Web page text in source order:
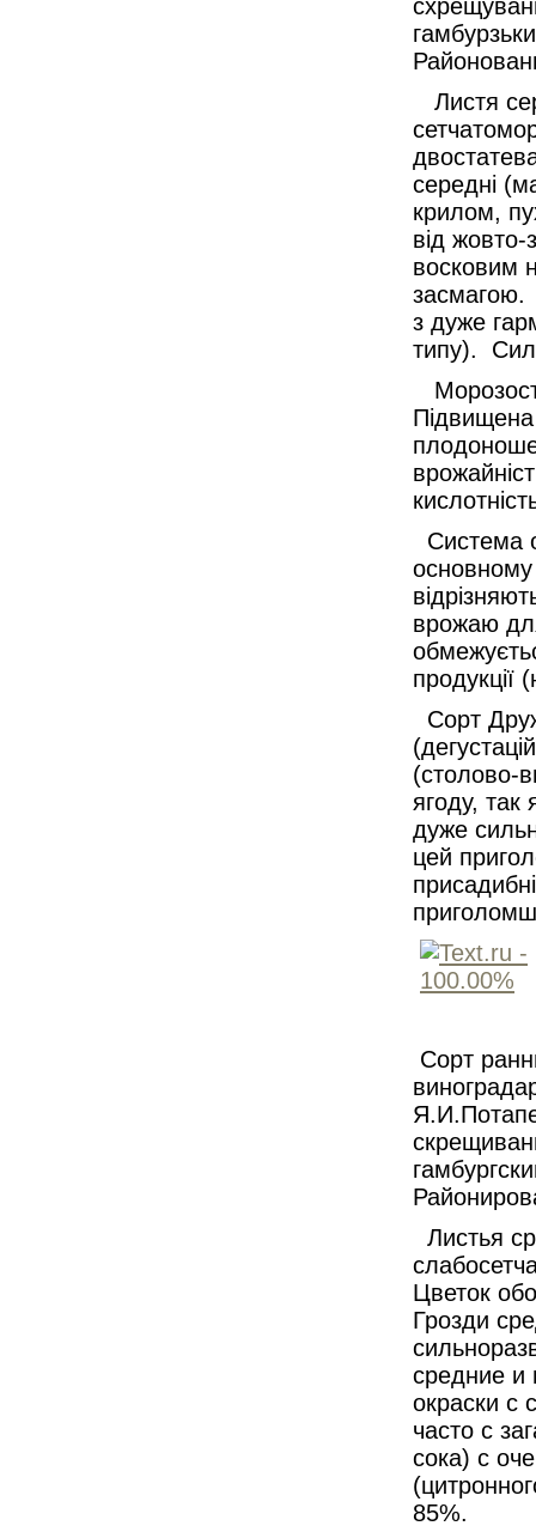
Листя
середні
крилом,
від
восковим
засмагою.
з дуже
типу).
Підвищена
Система
врожаю
продукції
Сорт
(столово-
ягоду, так
дуже
цей
Сорт
Листья
Цветок
Грозди
средние и
окраски с
часто с
сока) с
85%.